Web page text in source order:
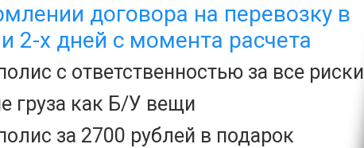
договора на перевозку в
2-х дней с момента расчета
с ответственностью за все риски
груза как Б/У вещи
за 2700 рублей в подарок